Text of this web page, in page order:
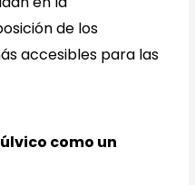
de los
accesibles para las
como un